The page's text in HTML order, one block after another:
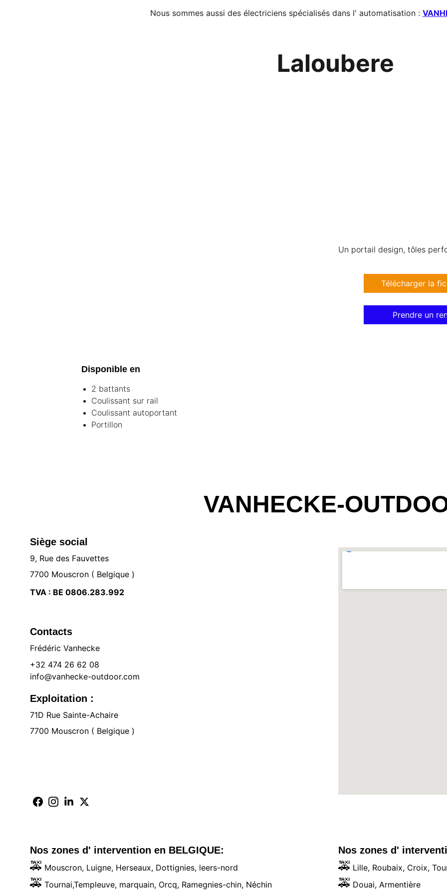
Nous sommes aussi des électriciens spécialisés dans l' automatisation :
Laloubere
Un portail design, tôles
Disponible en
2 battants
Coulissant sur rail
Coulissant autoportant
Portillon
Télécharger la
Prendre un
VANHECKE-
Siège social
9, Rue des Fauvettes
7700 Mouscron ( Belgique )
TVA : BE 0806.283.992
Contacts
Frédéric Vanhecke
+32 474 26 62 08
info@vanhecke-outdoor.com
Nos zones d' intervention en BELGIQUE:
🚕 Mouscron, Luigne, Herseaux, Dottignies, leers-nord
🚕 Tournai,Templeuve, marquain, Orcq, Ramegnies-chin, Néchin
Nos zones d'
🚕 Lille, Roubaix, Croix,
🚕 Douai, Armentière
Exploitation :
71D Rue Sainte-Achaire
7700 Mouscron ( Belgique )